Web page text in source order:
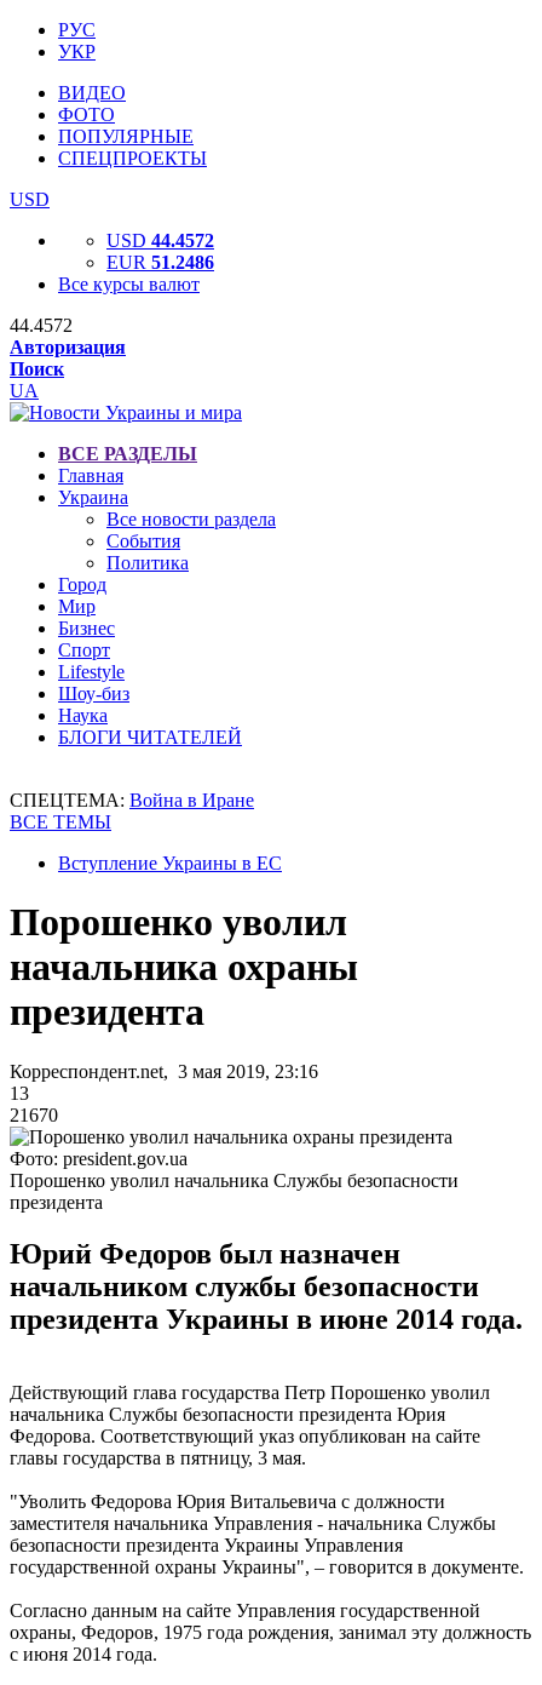
РУС
УКР
ВИДЕО
ФОТО
ПОПУЛЯРНЫЕ
СПЕЦПРОЕКТЫ
USD
USD 44.4572
EUR 51.2486
Все курсы валют
44.4572
Авторизация
Поиск
UA
ВСЕ РАЗДЕЛЫ
Главная
Украина
Все новости раздела
События
Политика
Город
Мир
Бизнес
Спорт
Lifestyle
Шоу-биз
Наука
БЛОГИ ЧИТАТЕЛЕЙ
СПЕЦТЕМА: Война в Иране
ВСЕ ТЕМЫ
Вступление Украины в ЕС
Порошенко уволил
начальника охраны
президента
Корреспондент.net, 3 мая 2019, 23:16
13
21670
Фото: president.gov.ua
Порошенко уволил начальника Службы безопасности
президента
Юрий Федоров был назначен
начальником службы безопасности
президента Украины в июне 2014 года.
Действующий глава государства Петр Порошенко уволил
начальника Службы безопасности президента Юрия
Федорова. Соответствующий указ опубликован на сайте
главы государства в пятницу, 3 мая.
"Уволить Федорова Юрия Витальевича с должности
заместителя начальника Управления - начальника Службы
безопасности президента Украины Управления
государственной охраны Украины", – говорится в документе.
Согласно данным на сайте Управления государственной
охраны, Федоров, 1975 года рождения, занимал эту должность
с июня 2014 года.